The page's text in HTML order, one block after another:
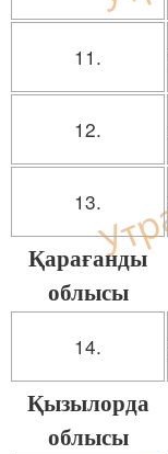
11.
12.
13.
Қарағанды
облысы
14.
Қызылорда
облысы